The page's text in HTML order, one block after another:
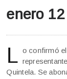
enero 12
L o confirmó
Quintela. Se